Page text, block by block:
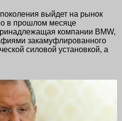
выйдет на рынок
в прошлом месяце
компании BMW,
закамуфлированного
силовой установкой, а